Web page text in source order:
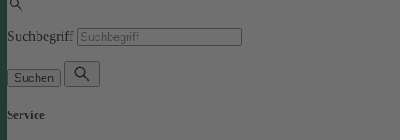
Suchbegriff
Suchen
Service